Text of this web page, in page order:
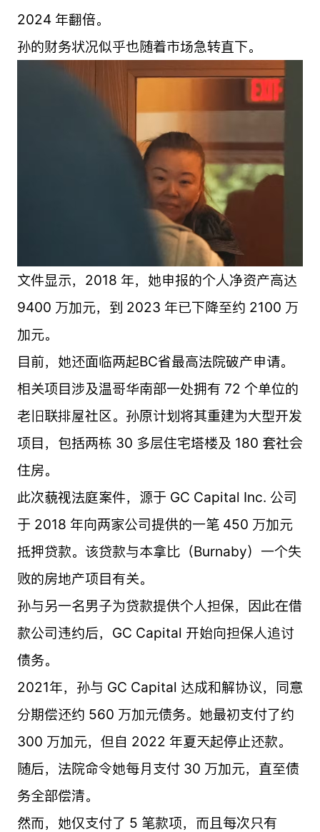
2024 年翻倍。
孙的财务状况似乎也随着市场急转直下。
文件显示，2018 年，她申报的个人净资产高达
9400 万加元，到 2023 年已下降至约 2100 万
加元。
目前，她还面临两起BC省最高法院破产申请。
相关项目涉及温哥华南部一处拥有 72 个单位的
老旧联排屋社区。孙原计划将其重建为大型开发
项目，包括两栋 30 多层住宅塔楼及 180 套社会
住房。
此次藐视法庭案件，源于 GC Capital Inc. 公司
于 2018 年向两家公司提供的一笔 450 万加元
抵押贷款。该贷款与本拿比（Burnaby）一个失
败的房地产项目有关。
孙与另一名男子为贷款提供个人担保，因此在借
款公司违约后，GC Capital 开始向担保人追讨
债务。
2021年，孙与 GC Capital 达成和解协议，同意
分期偿还约 560 万加元债务。她最初支付了约
300 万加元，但自 2022 年夏天起停止还款。
随后，法院命令她每月支付 30 万加元，直至债
务全部偿清。
然而，她仅支付了 5 笔款项，而且每次只有